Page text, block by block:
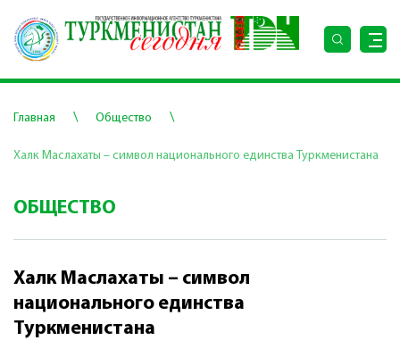
Главная \ Общество \
Халк Маслахаты – символ национального единства Туркменистана
ОБЩЕСТВО
Халк Маслахаты – символ
национального единства
Туркменистана